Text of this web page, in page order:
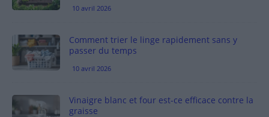
10 avril 2026
Comment trier le linge rapidement sans y
passer du temps
10 avril 2026
Vinaigre blanc et four est-ce efficace contre la
graisse